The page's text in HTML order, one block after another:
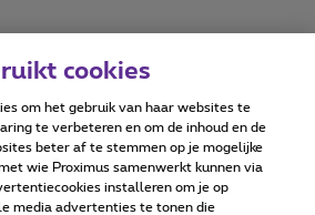
Accessibility statement
cookies
om het gebruik van haar websites te
te verbeteren en om de inhoud en de
beter af te stemmen op je mogelijke
wie Proximus samenwerkt kunnen via
installeren om je op
media advertenties te tonen die